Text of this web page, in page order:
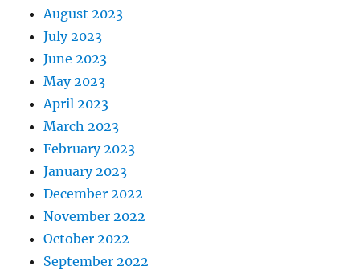
August 2023
July 2023
June 2023
May 2023
April 2023
March 2023
February 2023
January 2023
December 2022
November 2022
October 2022
September 2022